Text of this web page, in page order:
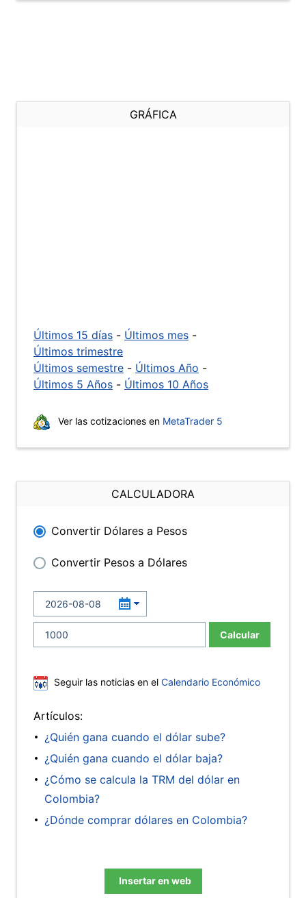
GRÁFICA
Últimos 15 días - Últimos mes -
Últimos trimestre
Últimos semestre - Últimos Año -
Últimos 5 Años - Últimos 10 Años
Ver las cotizaciones en MetaTrader 5
CALCULADORA
Convertir Dólares a Pesos
Convertir Pesos a Dólares
Calcular
Seguir las noticias en el Calendario Económico
Artículos:
¿Quién gana cuando el dólar sube?
¿Quién gana cuando el dólar baja?
¿Cómo se calcula la TRM del dólar en
Colombia?
¿Dónde comprar dólares en Colombia?
Insertar en web